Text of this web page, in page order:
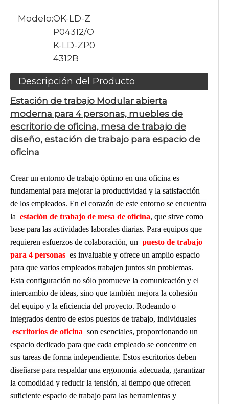
Modelo:OK-LD-Z
P04312/O
K-LD-ZP0
4312B
Descripción del Producto
Estación de trabajo Modular abierta
moderna para 4 personas, muebles de
escritorio de oficina, mesa de trabajo de
diseño, estación de trabajo para espacio de
oficina
Crear un entorno de trabajo óptimo en una oficina es
fundamental para mejorar la productividad y la satisfacción
de los empleados. En el corazón de este entorno se encuentra
la estación de trabajo de mesa de oficina, que sirve como
base para las actividades laborales diarias. Para equipos que
requieren esfuerzos de colaboración, un puesto de trabajo
para 4 personas es invaluable y ofrece un amplio espacio
para que varios empleados trabajen juntos sin problemas.
Esta configuración no sólo promueve la comunicación y el
intercambio de ideas, sino que también mejora la cohesión
del equipo y la eficiencia del proyecto. Rodeando o
integrados dentro de estos puestos de trabajo, individuales
escritorios de oficina son esenciales, proporcionando un
espacio dedicado para que cada empleado se concentre en
sus tareas de forma independiente. Estos escritorios deben
diseñarse para respaldar una ergonomía adecuada, garantizar
la comodidad y reducir la tensión, al tiempo que ofrecen
suficiente espacio de trabajo para las herramientas y